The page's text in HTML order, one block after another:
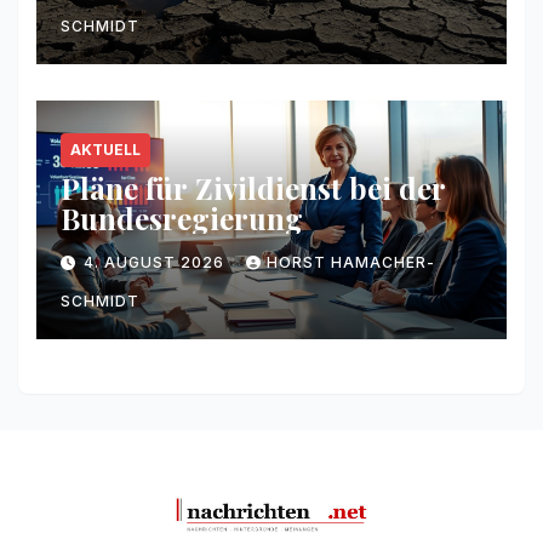
SCHMIDT
AKTUELL
Pläne für Zivildienst bei der
Bundesregierung
4. AUGUST 2026 HORST HAMACHER-
SCHMIDT